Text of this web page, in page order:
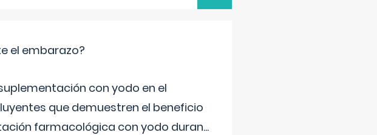
el embarazo?
con yodo en el
que demuestren el beneficio
farmacológica con yodo duran...